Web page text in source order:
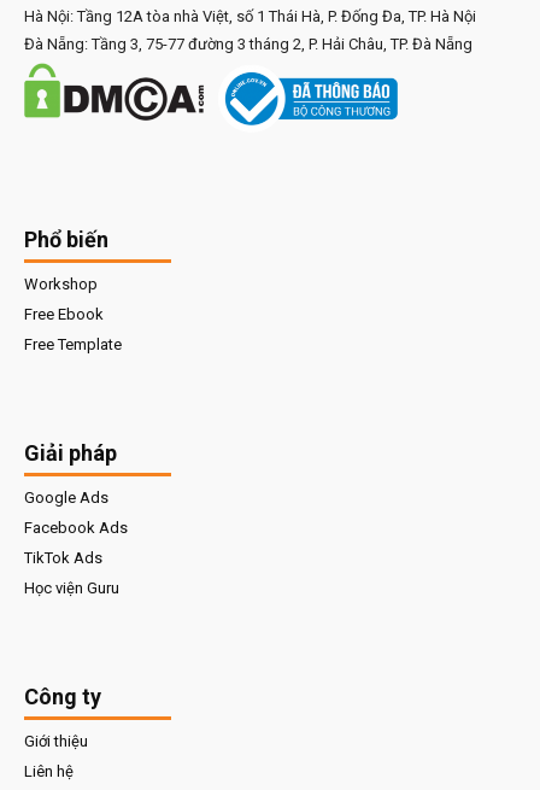
Hà Nội: Tầng 12A tòa nhà Việt, số 1 Thái Hà, P. Đống Đa, TP. Hà Nội
Đà Nẵng: Tầng 3, 75-77 đường 3 tháng 2, P. Hải Châu, TP. Đà Nẵng
Phổ biến
Workshop
Free Ebook
Free Template
Giải pháp
Google Ads
Facebook Ads
TikTok Ads
Học viện Guru
Công ty
Giới thiệu
Liên hệ